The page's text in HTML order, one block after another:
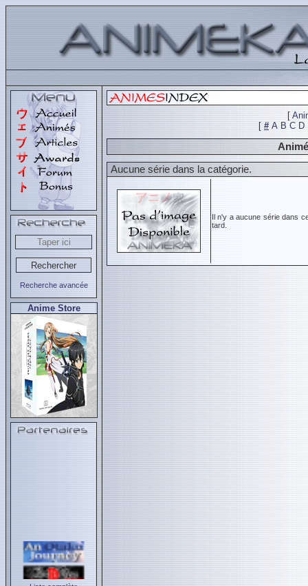
Recherche avancée
Anime Store
[
[ # A B C D
Aucune série dans la catégorie.
Il n'y a aucune série dans
tard.